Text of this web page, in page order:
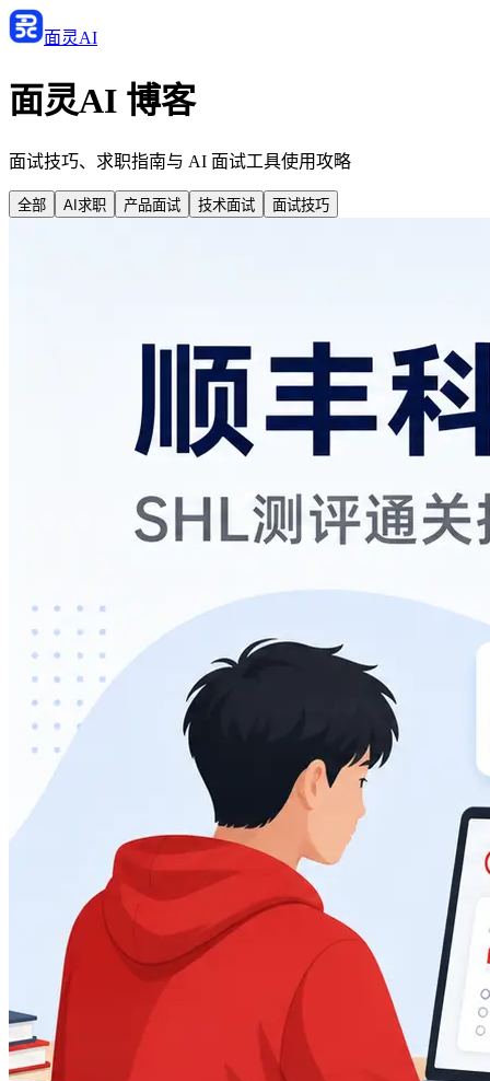
面灵AI
面灵AI 博客
面试技巧、求职指南与 AI 面试工具使用攻略
全部 AI求职 产品面试 技术面试 面试技巧